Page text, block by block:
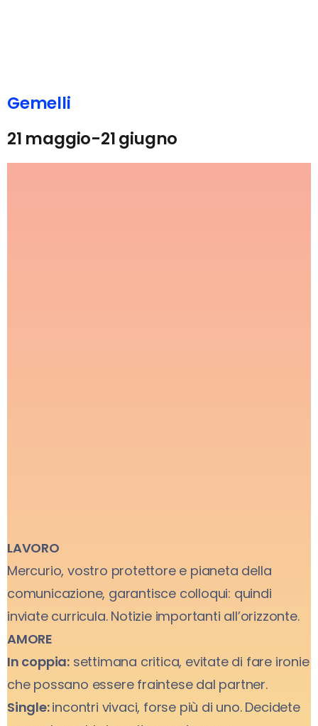
Gemelli
21 maggio-21 giugno
LAVORO
Mercurio, vostro protettore e pianeta della
comunicazione, garantisce colloqui: quindi
inviate curricula. Notizie importanti all’orizzonte.
AMORE
In coppia: settimana critica, evitate di fare ironie
che possano essere fraintese dal partner.
Single:incontri vivaci, forse più di uno. Decidete